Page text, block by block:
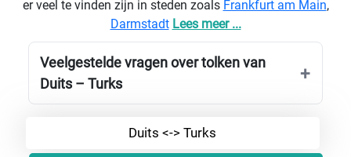
er veel te vinden zijn in steden zoals Frankfurt am Main,
Darmstadt Lees meer ...
Veelgestelde vragen over tolken van
Duits – Turks
Duits <-> Turks